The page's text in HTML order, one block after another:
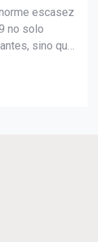
escasez
no solo
sino que
de
apunta a los